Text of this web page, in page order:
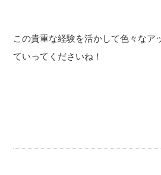
この貴重な経験を活かして色々なア
ていってくださいね！